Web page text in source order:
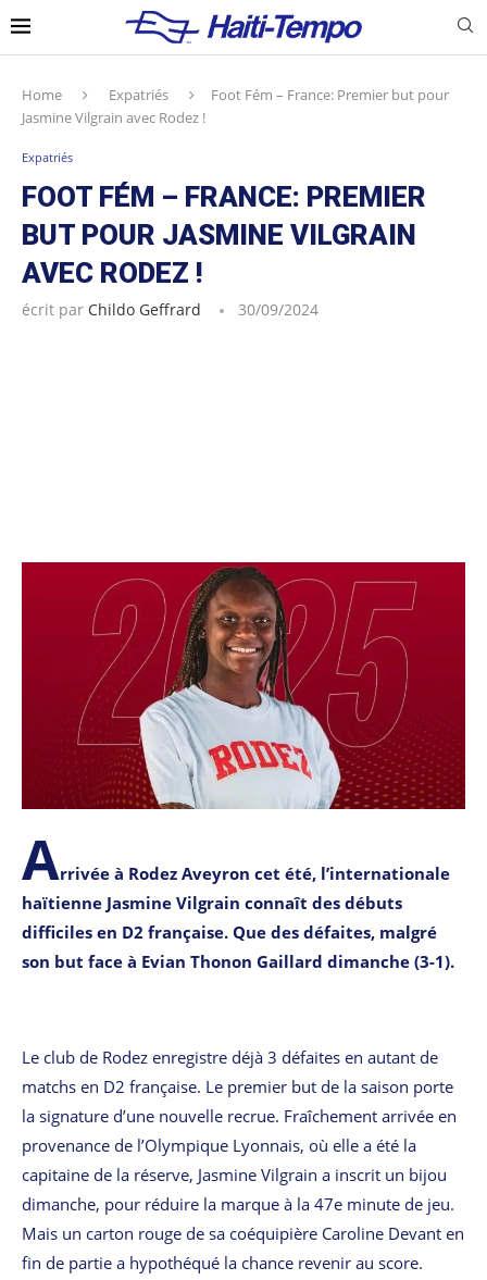
Home Expatriés
Foot Fém – France: Premier but pour
Jasmine Vilgrain avec Rodez !
Expatriés
FOOT FÉM – FRANCE: PREMIER
BUT POUR JASMINE VILGRAIN
AVEC RODEZ !
écrit par Childo Geffrard 30/09/2024
Arrivée à Rodez Aveyron cet été, l’internationale
haïtienne Jasmine Vilgrain connaît des débuts
difficiles en D2 française. Que des défaites, malgré
son but face à Evian Thonon Gaillard dimanche (3-1).
Le club de Rodez enregistre déjà 3 défaites en autant de
matchs en D2 française. Le premier but de la saison porte
la signature d’une nouvelle recrue. Fraîchement arrivée en
provenance de l’Olympique Lyonnais, où elle a été la
capitaine de la réserve, Jasmine Vilgrain a inscrit un bijou
dimanche, pour réduire la marque à la 47e minute de jeu.
Mais un carton rouge de sa coéquipière Caroline Devant en
fin de partie a hypothéqué la chance revenir au score.